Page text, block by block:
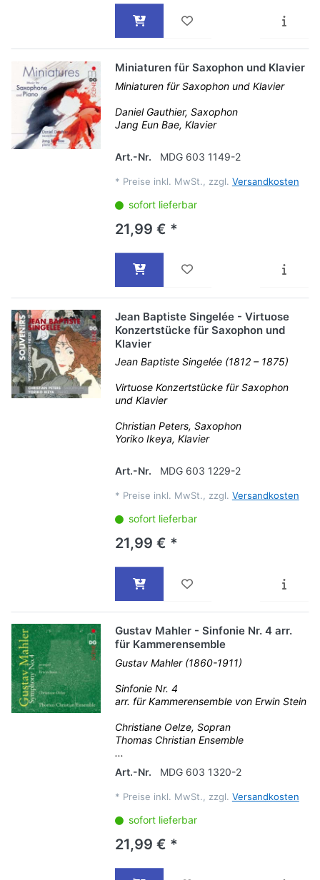
Miniaturen für Saxophon und Klavier
Miniaturen für Saxophon und Klavier
Daniel Gauthier, Saxophon
Jang Eun Bae, Klavier
Art.-Nr. MDG 603 1149-2
* Preise inkl. MwSt., zzgl. Versandkosten
sofort lieferbar
21,99 € *
Jean Baptiste Singelée - Virtuose
Konzertstücke für Saxophon und
Klavier
Jean Baptiste Singelée (1812 – 1875)
Virtuose Konzertstücke für Saxophon
und Klavier
Christian Peters, Saxophon
Yoriko Ikeya, Klavier
Art.-Nr. MDG 603 1229-2
* Preise inkl. MwSt., zzgl. Versandkosten
sofort lieferbar
21,99 € *
Gustav Mahler - Sinfonie Nr. 4 arr.
für Kammerensemble
Gustav Mahler (1860-1911)
Sinfonie Nr. 4
arr. für Kammerensemble von Erwin Stein
Christiane Oelze, Sopran
Thomas Christian Ensemble
...
Art.-Nr.
MDG 603 1320-2
* Preise inkl. MwSt., zzgl. Versandkosten
sofort lieferbar
21,99 € *